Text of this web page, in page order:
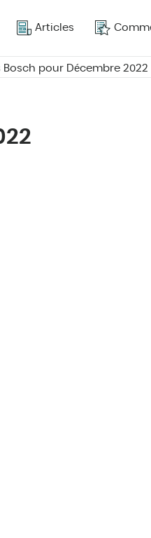
Articles
pour Décembre 2022